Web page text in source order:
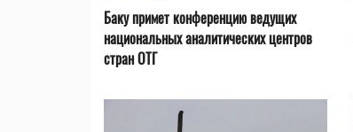
Баку примет конференцию ведущих
национальных аналитических центров
стран ОТГ